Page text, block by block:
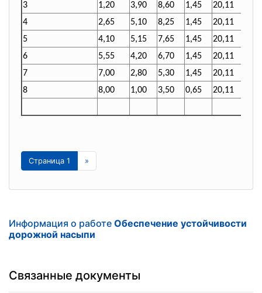
3
1,20 3,90 8,60 1,45 20,11
4
2,65 5,10 8,25 1,45 20,11
5
4,10 5,15 7,65 1,45 20,11
6
5,55 4,20 6,70 1,45 20,11
7
7,00 2,80 5,30 1,45 20,11
8
8,00 1,00 3,50 0,65 20,11
Страница 1 »
Информация о работе Обеспечение устойчивости
дорожной насыпи
Связанные документы